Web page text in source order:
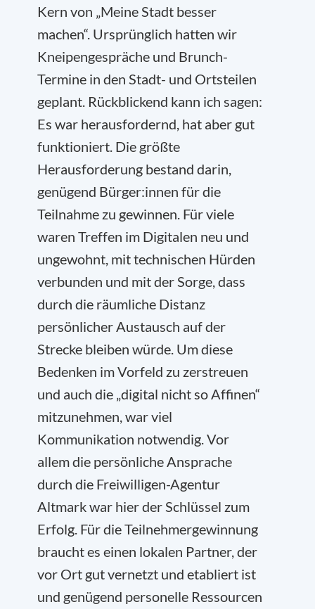
Kern von „Meine Stadt besser
machen“. Ursprünglich hatten wir
Kneipengespräche und Brunch-
Termine in den Stadt- und Ortsteilen
geplant. Rückblickend kann ich sagen:
Es war herausfordernd, hat aber gut
funktioniert. Die größte
Herausforderung bestand darin,
genügend Bürger:innen für die
Teilnahme zu gewinnen. Für viele
waren Treffen im Digitalen neu und
ungewohnt, mit technischen Hürden
verbunden und mit der Sorge, dass
durch die räumliche Distanz
persönlicher Austausch auf der
Strecke bleiben würde. Um diese
Bedenken im Vorfeld zu zerstreuen
und auch die „digital nicht so Affinen“
mitzunehmen, war viel
Kommunikation notwendig. Vor
allem die persönliche Ansprache
durch die Freiwilligen-Agentur
Altmark war hier der Schlüssel zum
Erfolg. Für die Teilnehmergewinnung
braucht es einen lokalen Partner, der
vor Ort gut vernetzt und etabliert ist
und genügend personelle Ressourcen